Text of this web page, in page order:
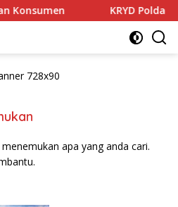
KRYD Polda
apa yang anda cari.